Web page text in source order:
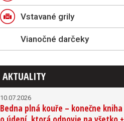
Vstavané grily
Vianočné darčeky
AKTUALITY
10.07.2026
Bedna plná kouře – konečne kniha